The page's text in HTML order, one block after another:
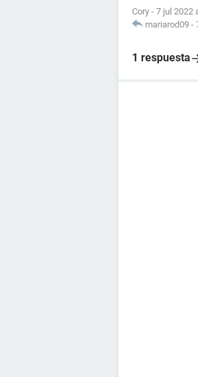
Cory - 7 jul 2022
mariarod09 -
1 respuesta